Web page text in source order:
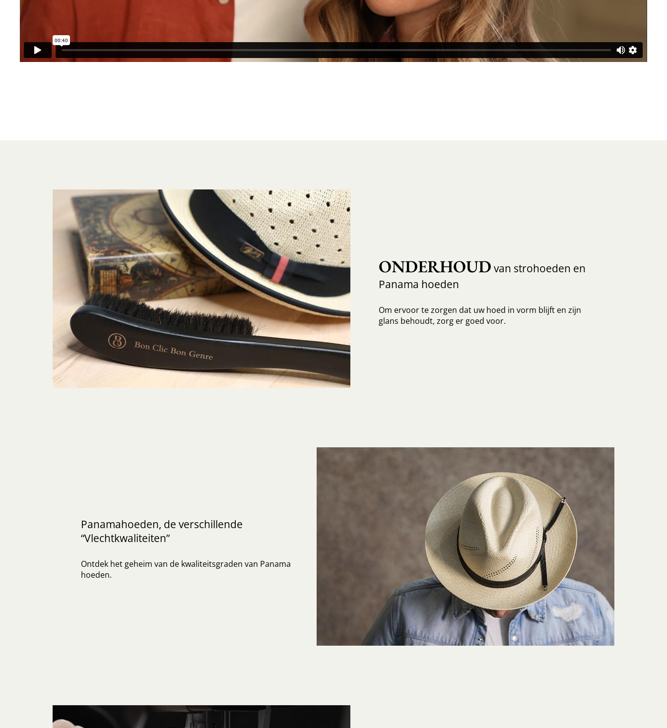
ONDERHOUD van strohoeden en
Panama hoeden
Om ervoor te zorgen dat uw hoed in vorm blijft en zijn
glans behoudt, zorg er goed voor.
Panamahoeden, de verschillende
“Vlechtkwaliteiten”
Ontdek het geheim van de kwaliteitsgraden van Panama
hoeden.